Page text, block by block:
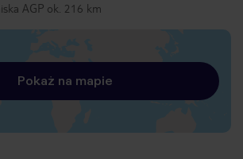
AGP ok. 216 km
Pokaż na mapie